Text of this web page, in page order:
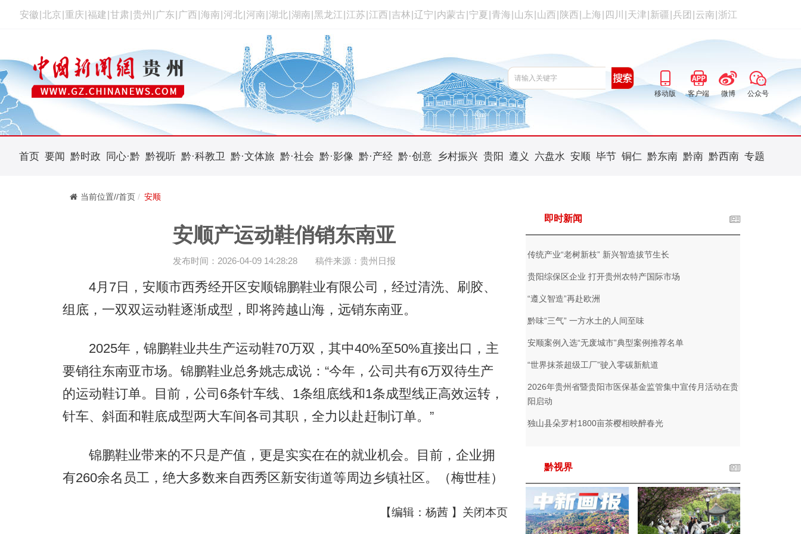
安徽 北京 重庆 福建 甘肃 贵州 广东 广西 海南 河北 河南 湖北 湖南 黑龙江 江苏 江西 吉林 辽宁 内蒙古 宁夏 青海 山东 山西 陕西 上海 四川 天津 新疆 兵团 云南 浙江
移动版 客户端 微博 公众号
首页 要闻 黔时政 同心·黔 黔视听 黔·科教卫 黔·文体旅 黔·社会 黔·影像 黔·产经 黔·创意 乡村振兴 贵阳 遵义 六盘水 安顺 毕节 铜仁 黔东南 黔南 黔西南 专题
当前位置//首页 安顺
安顺产运动鞋俏销东南亚
发布时间：2026-04-09 14:28:28 稿件来源：贵州日报
4月7日，安顺市西秀经开区安顺锦鹏鞋业有限公司，经过清洗、刷胶、
组底，一双双运动鞋逐渐成型，即将跨越山海，远销东南亚。
2025年，锦鹏鞋业共生产运动鞋70万双，其中40%至50%直接出口，主
要销往东南亚市场。锦鹏鞋业总务姚志成说：“今年，公司共有6万双待生产
的运动鞋订单。目前，公司6条针车线、1条组底线和1条成型线正高效运转，
针车、斜面和鞋底成型两大车间各司其职，全力以赴赶制订单。”
锦鹏鞋业带来的不只是产值，更是实实在在的就业机会。目前，企业拥
有260余名员工，绝大多数来自西秀区新安街道等周边乡镇社区。（梅世桂）
【编辑：杨茜 】 关闭本页
即时新闻
传统产业“老树新枝” 新兴智造拔节生长
贵阳综保区企业 打开贵州农特产国际市场
“遵义智造”再赴欧洲
黔味“三气” 一方水土的人间至味
安顺案例入选“无废城市”典型案例推荐名单
“世界抹茶超级工厂”驶入零碳新航道
2026年贵州省暨贵阳市医保基金监管集中宣传月活动在贵
阳启动
独山县朵罗村1800亩茶樱相映醉春光
黔视界